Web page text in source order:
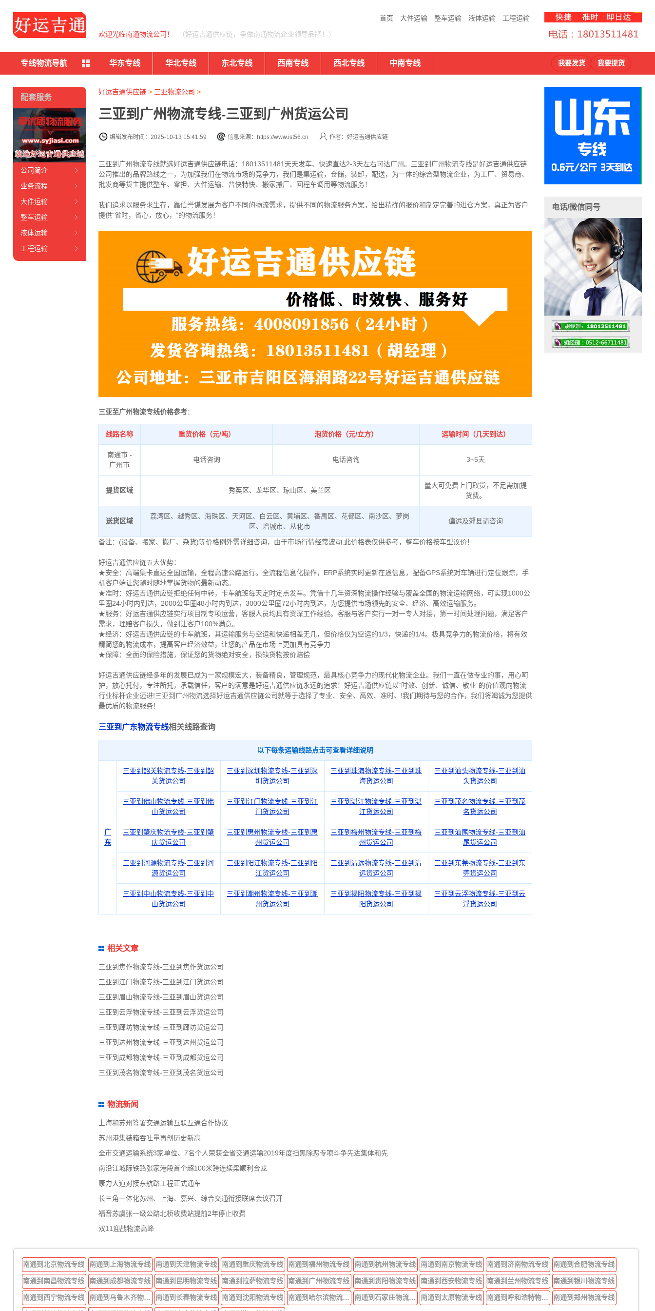
首页 大件运输 整车运输 液体运输 工程运输
欢迎光临南通物流公司！ （好运吉通供应链，争做南通物流企业领导品牌！）
专线物流导航 华东专线 华北专线 东北专线 西南专线 西北专线 中南专线 我要发货 我要提货
好运吉通供应链> 三亚物流公司 >
三亚到广州物流专线-三亚到广州货运公司
编辑发布时间：2025-10-13 15:41:59 信息来源：https://www.ist56.cn 作者：好运吉通供应链
三亚到广州物流专线就选好运吉通供应链电话：18013511481天天发车、快速直达2-3天左右可达广州。三亚到广州物流专线是好运吉通供应链
公司推出的品牌路线之一，为加强我们在物流市场的竞争力，我们是集运输，仓储，装卸，配送，为一体的综合型物流企业，为工厂、贸易商、
批发商等货主提供整车、零担、大件运输、普快特快、搬家搬厂、回程车调用等物流服务！
我们追求以服务求生存，靠信誉谋发展为客户不同的物流需求，提供不同的物流服务方案，给出精确的报价和制定完善的进仓方案，真正为客户
提供“省时，省心，放心，”的物流服务！
三亚至广州物流专线价格参考：
线路名称 重货价格（元/吨） 泡货价格（元/立方） 运输时间（几天到达）
南通市 -
广州市
电话咨询 电话咨询 3~5天
提货区域 秀英区、龙华区、琼山区、美兰区
量大可免费上门取货，不足需加提
货费。
送货区域
荔湾区、越秀区、海珠区、天河区、白云区、黄埔区、番禺区、花都区、南沙区、萝岗
区、增城市、从化市
偏远及郊县请咨询
备注：(设备、搬家、搬厂、杂货)等价格例外需详细咨询，由于市场行情经常波动,此价格表仅供参考，整车价格按车型议价！
好运吉通供应链五大优势：
★安全：高端集卡直达全国运输，全程高速公路运行。全流程信息化操作，ERP系统实时更新在途信息，配备GPS系统对车辆进行定位跟踪，手
机客户端让您随时随地掌握货物的最新动态。
★准时：好运吉通供应链拒绝任何中转，卡车航班每天定时定点发车。凭借十几年资深物流操作经验与覆盖全国的物流运输网络，可实现1000公
里圈24小时内到达，2000公里圈48小时内到达，3000公里圈72小时内到达，为您提供市场领先的安全、经济、高效运输服务。
★服务：好运吉通供应链实行项目制专项运营，客服人员均具有资深工作经验。客服与客户实行一对一专人对接，第一时间处理问题，满足客户
需求，理赔客户损失，做到让客户100%满意。
★经济：好运吉通供应链的卡车航班，其运输服务与空运和快递相差无几，但价格仅为空运的1/3，快递的1/4。极具竞争力的物流价格，将有效
精简您的物流成本，提高客户经济效益，让您的产品在市场上更加具有竞争力
★保障：全面的保险措施，保证您的货物绝对安全，损缺货物按价赔偿
好运吉通供应链经多年的发展已成为一家规模宏大，装备精良，管理规范，最具核心竞争力的现代化物流企业。我们一直在做专业的事，用心呵
护，放心托付，专注所托，承载信任，客户的满意是好运吉通供应链永远的追求！好运吉通供应链以“时效、创新、诚信、敬业”的价值观向物流
行业标杆企业迈进!三亚到广州物流选择好运吉通供应链公司就等于选择了专业、安全、高效、准时、!我们期待与您的合作，我们将竭诚为您提供
最优质的物流服务！
三亚到广东物流专线相关线路查询
以下每条运输线路点击可查看详细说明
广
东
三亚到韶关物流专线-三亚到韶
关货运公司
三亚到深圳物流专线-三亚到深
圳货运公司
三亚到珠海物流专线-三亚到珠
海货运公司
三亚到汕头物流专线-三亚到汕
头货运公司
三亚到佛山物流专线-三亚到佛
山货运公司
三亚到江门物流专线-三亚到江
门货运公司
三亚到湛江物流专线-三亚到湛
江货运公司
三亚到茂名物流专线-三亚到茂
名货运公司
三亚到肇庆物流专线-三亚到肇
庆货运公司
三亚到惠州物流专线-三亚到惠
州货运公司
三亚到梅州物流专线-三亚到梅
州货运公司
三亚到汕尾物流专线-三亚到汕
尾货运公司
三亚到河源物流专线-三亚到河
源货运公司
三亚到阳江物流专线-三亚到阳
江货运公司
三亚到清远物流专线-三亚到清
远货运公司
三亚到东莞物流专线-三亚到东
莞货运公司
三亚到中山物流专线-三亚到中
山货运公司
三亚到潮州物流专线-三亚到潮
州货运公司
三亚到揭阳物流专线-三亚到揭
阳货运公司
三亚到云浮物流专线-三亚到云
浮货运公司
相关文章
三亚到焦作物流专线-三亚到焦作货运公司
三亚到江门物流专线-三亚到江门货运公司
三亚到眉山物流专线-三亚到眉山货运公司
三亚到云浮物流专线-三亚到云浮货运公司
三亚到廊坊物流专线-三亚到廊坊货运公司
三亚到达州物流专线-三亚到达州货运公司
三亚到成都物流专线-三亚到成都货运公司
三亚到茂名物流专线-三亚到茂名货运公司
物流新闻
上海和苏州签署交通运输互联互通合作协议
苏州港集装箱吞吐量再创历史新高
全市交通运输系统3家单位、7名个人荣获全省交通运输2019年度扫黑除恶专项斗争先进集体和先
南沿江城际铁路张家港段首个超100米跨连续梁顺利合龙
康力大道对接东航路工程正式通车
长三角一体化苏州、上海、嘉兴、综合交通衔接联席会议召开
福音苏虞张一级公路北桥收费站提前2年停止收费
双11迎战物流高峰
配套服务
公司简介
业务流程
大件运输
整车运输
液体运输
工程运输
电话/微信同号
南通到北京物流专线 南通到上海物流专线 南通到天津物流专线 南通到重庆物流专线 南通到福州物流专线 南通到杭州物流专线 南通到南京物流专线 南通到济南物流专线 南通到合肥物流专线
南通到南昌物流专线 南通到成都物流专线 南通到昆明物流专线 南通到拉萨物流专线 南通到广州物流专线 南通到贵阳物流专线 南通到西安物流专线 南通到兰州物流专线 南通到银川物流专线
南通到西宁物流专线 南通到乌鲁木齐物流专线 南通到长春物流专线 南通到沈阳物流专线 南通到哈尔滨物流专线 南通到石家庄物流专线 南通到太原物流专线 南通到呼和浩特物流专线 南通到郑州物流专线